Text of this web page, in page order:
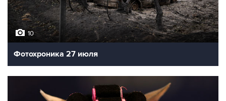
10
Фотохроника 27 июля